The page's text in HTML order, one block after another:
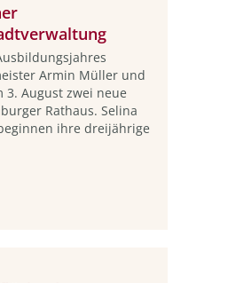
Armin Müller und
August zwei neue
Rathaus. Selina
ihre dreijährige